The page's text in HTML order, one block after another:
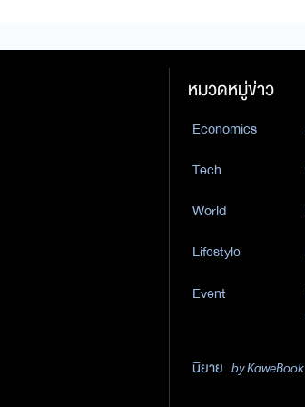
หมวดหมู่ข่าว
Economics
Tech
World
Lifestyle
Event
นิยาย by KaweBook